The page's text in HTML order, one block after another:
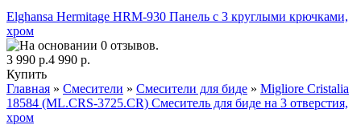
Elghansa Hermitage HRM-930 Панель с 3 круглыми крючками,
хром
3 990 р.4 990 р.
Купить
Главная » Смесители » Смесители для биде » Migliore Cristalia
18584 (ML.CRS-3725.CR) Смеситель для биде на 3 отверстия,
хром